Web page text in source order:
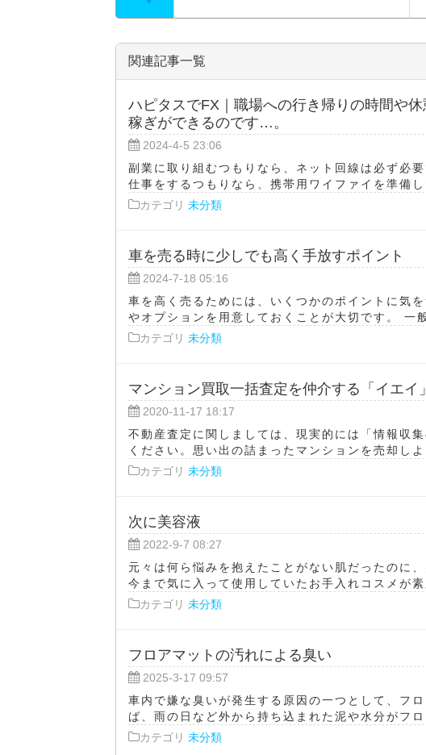
関連記事一覧
ハピタスでFX｜職場への行き帰りの時間や
稼ぎができるのです…。
2024-4-5 23:06
副業に取り組むつもりなら、ネット回線は必ず必
仕事をするつもりなら、携帯用ワイファイを準備
カテゴリ 未分類
車を売る時に少しでも高く手放すポイント
2024-7-18 05:16
車を高く売るためには、いくつかのポイントに気
やオプションを用意しておくことが大切です。 一
カテゴリ 未分類
マンション買取一括査定を仲介する「イエイ
2020-11-17 18:17
不動産査定に関しましては、現実的には「情報収
ください。思い出の詰まったマンションを売却し
カテゴリ 未分類
次に美容液
2022-9-7 08:27
元々は何ら悩みを抱えたことがない肌だったのに
今まで気に入って使用していたお手入れコスメが
カテゴリ 未分類
フロアマットの汚れによる臭い
2025-3-17 09:57
車内で嫌な臭いが発生する原因の一つとして、フ
ば、雨の日など外から持ち込まれた泥や水分がフ
カテゴリ 未分類